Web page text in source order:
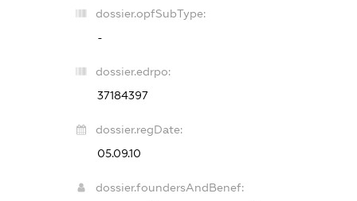
dossier.opfSubType:
-
dossier.edrpo:
37184397
dossier.regDate:
05.09.10
dossier.foundersAndBenef: